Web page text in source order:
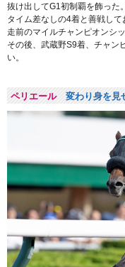
抜け出してG1初制覇を飾った
タイム差なしの4着と善戦し
走前のマイルチャンピオンシ
その後、武蔵野S9着、チャン
い。
ペリエール変わり身を見